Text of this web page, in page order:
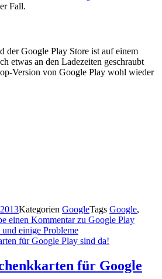
Fall.
der Google Play Store ist auf einem
etwas an den Ladezeiten geschraubt
Version von Google Play wohl wieder
Kategorien GoogleTags Google,
einen Kommentarzu Google Play
einige Probleme
für Google